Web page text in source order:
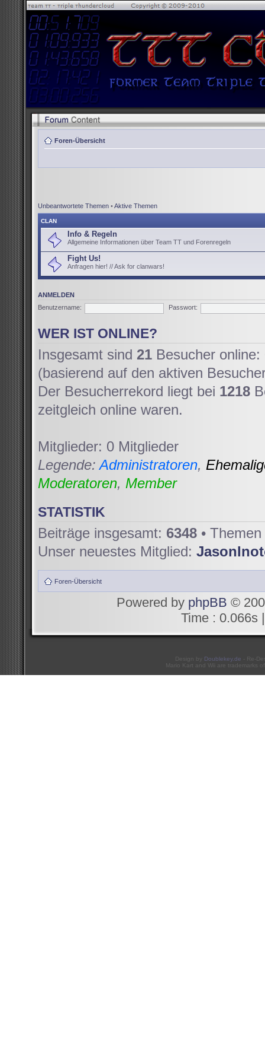
Foren-Übersicht
Unbeantwortete Themen •Aktive Themen
CLAN
Info & Regeln
Allgemeine Informationen über Team TT und Forenregeln
Fight Us!
Anfragen hier! // Ask for clanwars!
ANMELDEN
Benutzername:
Passwort:
WER IST ONLINE?
Insgesamt sind 21 Besucher
(basierend auf den aktiven
Der Besucherrekord liegt bei 1218
zeitgleich online waren.
Mitglieder: 0 Mitglieder
Legende:Administratoren,
Moderatoren, Member
STATISTIK
Beiträge insgesamt: 6348 •
Unser neuestes Mitglied:
Foren-Übersicht
Powered by phpBB ©
Time : 0.066s
Design by Doublekey.de - Re-
Mario Kart and Wii are trademarks